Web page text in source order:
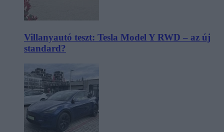
Villanyautó teszt: Tesla Model Y RWD – az új
standard?